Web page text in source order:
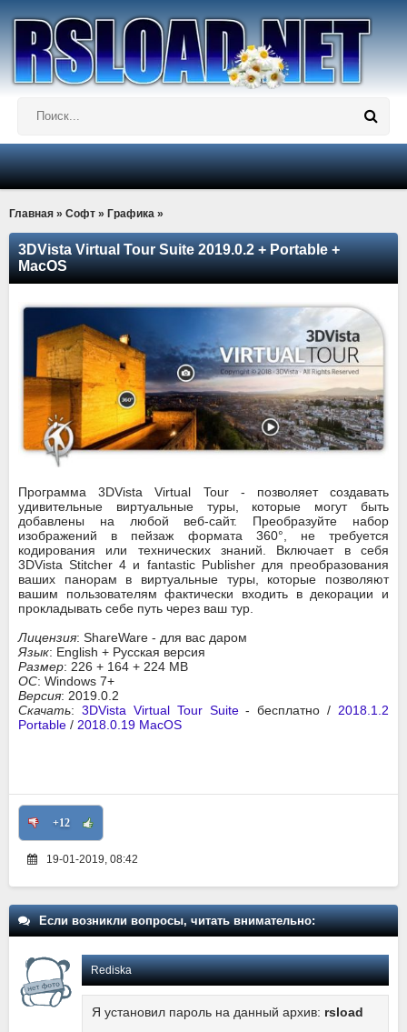
Главная » Софт » Графика »
3DVista Virtual Tour Suite 2019.0.2 + Portable +
MacOS
Программа 3DVista Virtual Tour - позволяет создавать
удивительные виртуальные туры, которые могут быть
добавлены на любой веб-сайт. Преобразуйте набор
изображений в пейзаж формата 360°, не требуется
кодирования или технических знаний. Включает в себя
3DVista Stitcher 4 и fantastic Publisher для преобразования
ваших панорам в виртуальные туры, которые позволяют
вашим пользователям фактически входить в декорации и
прокладывать себе путь через ваш тур.
Лицензия: ShareWare - для вас даром
Язык: English + Русская версия
Размер: 226 + 164 + 224 MB
ОС: Windows 7+
Версия: 2019.0.2
Скачать: 3DVista Virtual Tour Suite- бесплатно / 2018.1.2
Portable / 2018.0.19 MacOS
+12
19-01-2019, 08:42
Если возникли вопросы, читать внимательно:
Rediska
Я установил пароль на данный архив: rsload